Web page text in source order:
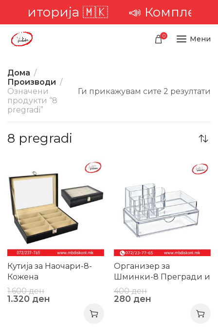
територија 🇲🇰 📣
0 Мени
Дома
Производи
Означени
продукти “8
pregradi”
Ги прикажувам сите 2 резултати
8 pregradi
Кутија за Наочари-8-
Кожена
1.600ден
1.320 ден
Организер за
Шминки-8 Прегради и
Фиока
400ден
280 ден